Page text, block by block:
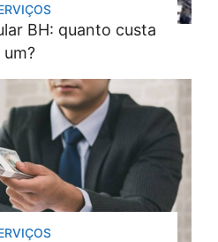
BH: quanto custa
um?